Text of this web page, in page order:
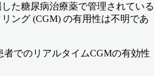
た糖尿病治療薬で管理されている
ング (CGM) の有用性は不明であ
者でのリアルタイムCGMの有効性